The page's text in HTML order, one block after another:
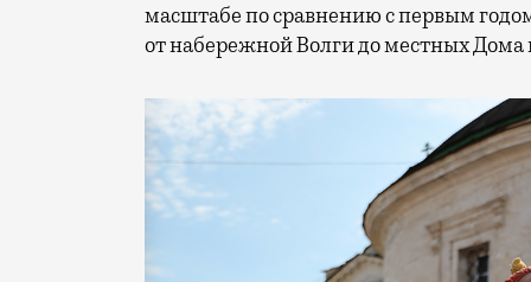
масштабе по сравнению с первым
от набережной Волги до местных Дома